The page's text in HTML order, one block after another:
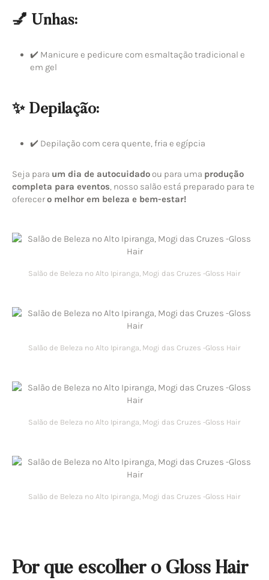
💅 Unhas:
✔️ Manicure e pedicure com esmaltação tradicional e
em gel
✨ Depilação:
✔️ Depilação com cera quente, fria e egípcia
Seja para um dia de autocuidadoou para uma produção
completa para eventos, nosso salão está preparado para te
oferecero melhor em beleza e bem-estar!
Salão de Beleza no Alto Ipiranga, Mogi das Cruzes -Gloss Hair
Salão de Beleza no Alto Ipiranga, Mogi das Cruzes -Gloss Hair
Salão de Beleza no Alto Ipiranga, Mogi das Cruzes -Gloss Hair
Salão de Beleza no Alto Ipiranga, Mogi das Cruzes -Gloss Hair
Por que escolher o Gloss Hair